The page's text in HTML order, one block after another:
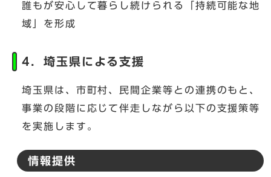
誰もが安心して暮らし続けられる「持続可能な地
域」を形成
4．埼玉県による支援
埼玉県は、市町村、民間企業等との連携のもと、
事業の段階に応じて伴走しながら以下の支援策等
を実施します。
情報提供